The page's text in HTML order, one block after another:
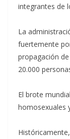
integrantes de
La
fuertemente
propagación
20.000
El brote
homosexuales